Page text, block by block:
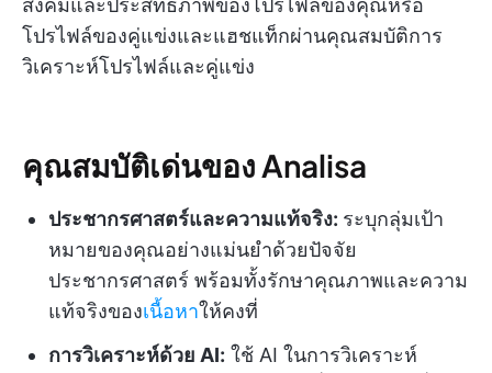
สังคมและประสิทธิภาพของโปรไฟล์ของคุณหรือ
โปรไฟล์ของคู่แข่งและแฮชแท็กผ่านคุณสมบัติการ
วิเคราะห์โปรไฟล์และคู่แข่ง
คุณสมบัติเด่นของ Analisa
ประชากรศาสตร์และความแท้จริง: ระบุกลุ่มเป้า
หมายของคุณอย่างแม่นยำด้วยปัจจัย
ประชากรศาสตร์ พร้อมทั้งรักษาคุณภาพและความ
แท้จริงของเนื้อหาให้คงที่
การวิเคราะห์ด้วย AI: ใช้ AI ในการวิเคราะห์